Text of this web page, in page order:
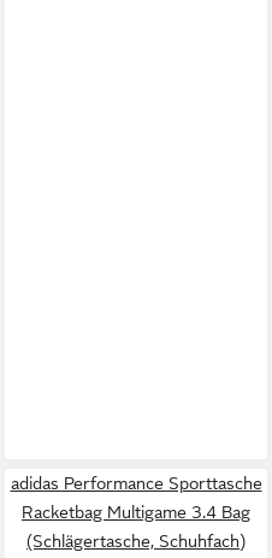
adidas Performance Sporttasche
Racketbag Multigame 3.4 Bag
(Schlägertasche, Schuhfach)